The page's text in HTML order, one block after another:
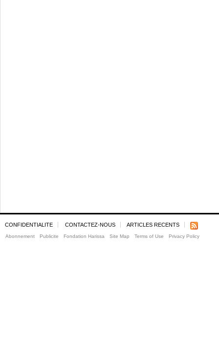
CONFIDENTIALITE CONTACTEZ-NOUS ARTICLES RECENTS
Abonnement Publicite Fondation Harissa Site Map Terms of Use Privacy Policy